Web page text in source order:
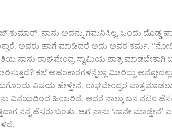
ಕುಮಾರ್: ನಾನು ಅದನ್ನು ಗಮನಿಸಿಲ್ಲ. ಒಂದು
ಅವರು ಹಾಗೆ ಮಾಡಿದರೆ ಅದು ಅವರ ಕರ್ಮ.
ನಾನು ರಾಘವೇಂದ್ರ ಸ್ವಾಮಿಯ ಪಾತ್ರ ಮಾಡಬೇಕಾಗಿ
ಕಲೆ ಅಹಂಕಾರಗಳನ್ನೆಲ್ಲಾ ಮೀರಿದ್ದು
ವಿಷಯ ಹೇಳ್ತೇನೆ. ರಾಘವೇಂದ್ರರ
ವಿನಯದಿಂದ ಹಿಂಜರಿದೆ. ಆದರೆ ನಾಲ್ಕು ಜನ ನಟರ
ನನ್ನ ಹೆಸರು ಬಂತು. ಆಗ ನಾನು ‘ನಾನೇ ಮಾಡ್ತೇನೆ’